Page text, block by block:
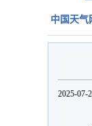
中国天气
2025-07-